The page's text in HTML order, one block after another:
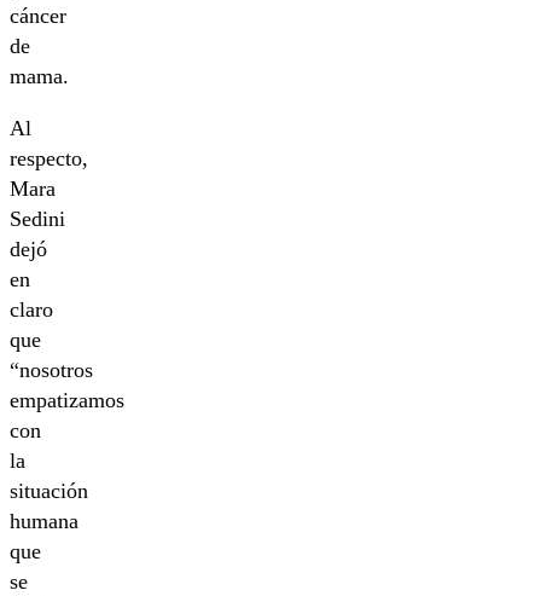
cáncer
de
mama.
Al
respecto,
Mara
Sedini
dejó
en
claro
que
“nosotros
empatizamos
con
la
situación
humana
que
se